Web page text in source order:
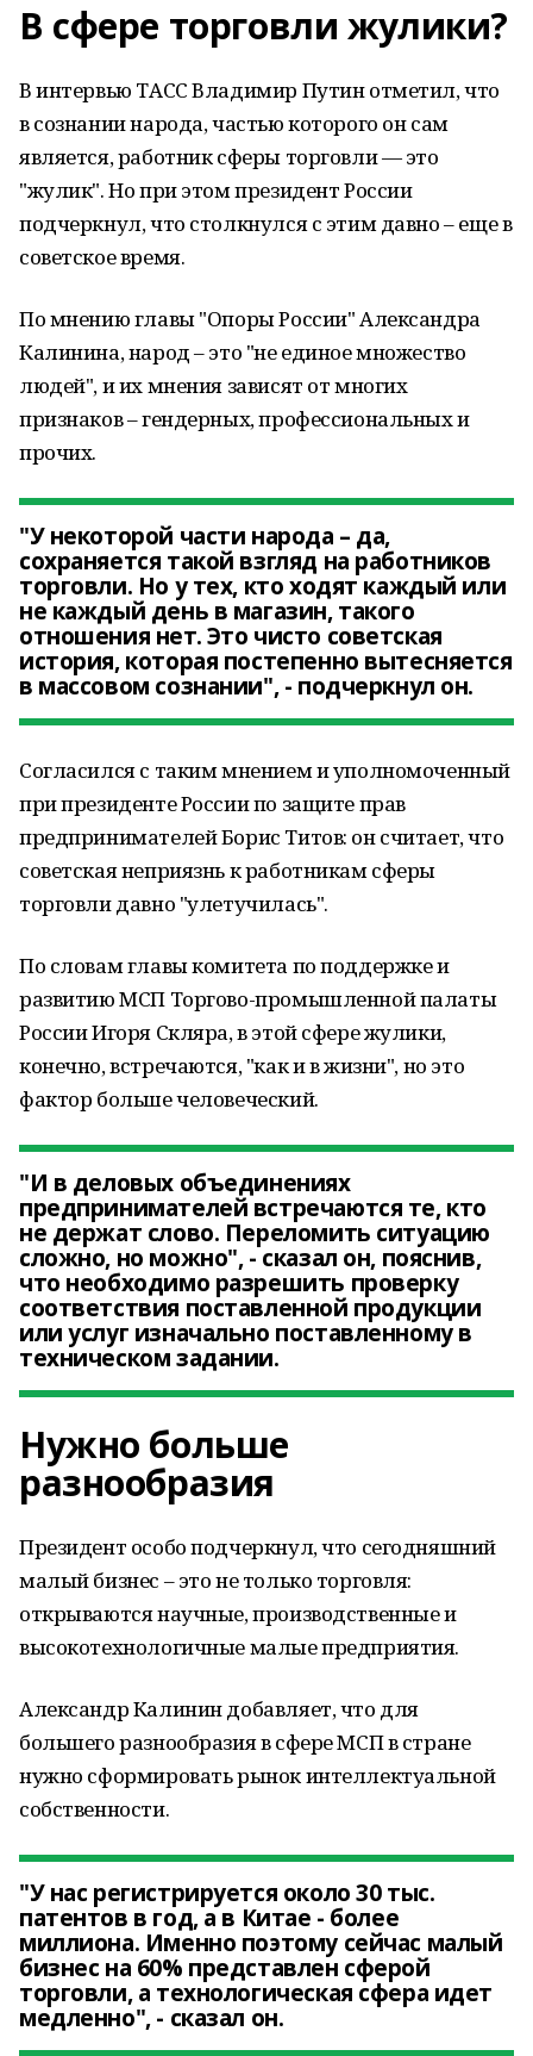
В сфере торговли жулики?
В интервью ТАСС Владимир Путин отметил, что
в сознании народа, частью которого он сам
является, работник сферы торговли — это
"жулик". Но при этом президент России
подчеркнул, что столкнулся с этим давно – еще в
советское время.
По мнению главы "Опоры России" Александра
Калинина, народ – это "не единое множество
людей", и их мнения зависят от многих
признаков – гендерных, профессиональных и
прочих.
"У некоторой части народа – да,
сохраняется такой взгляд на работников
торговли. Но у тех, кто ходят каждый или
не каждый день в магазин, такого
отношения нет. Это чисто советская
история, которая постепенно вытесняется
в массовом сознании", - подчеркнул он.
Согласился с таким мнением и уполномоченный
при президенте России по защите прав
предпринимателей Борис Титов: он считает, что
советская неприязнь к работникам сферы
торговли давно "улетучилась".
По словам главы комитета по поддержке и
развитию МСП Торгово-промышленной палаты
России Игоря Скляра, в этой сфере жулики,
конечно, встречаются, "как и в жизни", но это
фактор больше человеческий.
"И в деловых объединениях
предпринимателей встречаются те, кто
не держат слово. Переломить ситуацию
сложно, но можно", - сказал он, пояснив,
что необходимо разрешить проверку
соответствия поставленной продукции
или услуг изначально поставленному в
техническом задании.
Нужно больше
разнообразия
Президент особо подчеркнул, что сегодняшний
малый бизнес – это не только торговля:
открываются научные, производственные и
высокотехнологичные малые предприятия.
Александр Калинин добавляет, что для
большего разнообразия в сфере МСП в стране
нужно сформировать рынок интеллектуальной
собственности.
"У нас регистрируется около 30 тыс.
патентов в год, а в Китае - более
миллиона. Именно поэтому сейчас малый
бизнес на 60% представлен сферой
торговли, а технологическая сфера идет
медленно", - сказал он.